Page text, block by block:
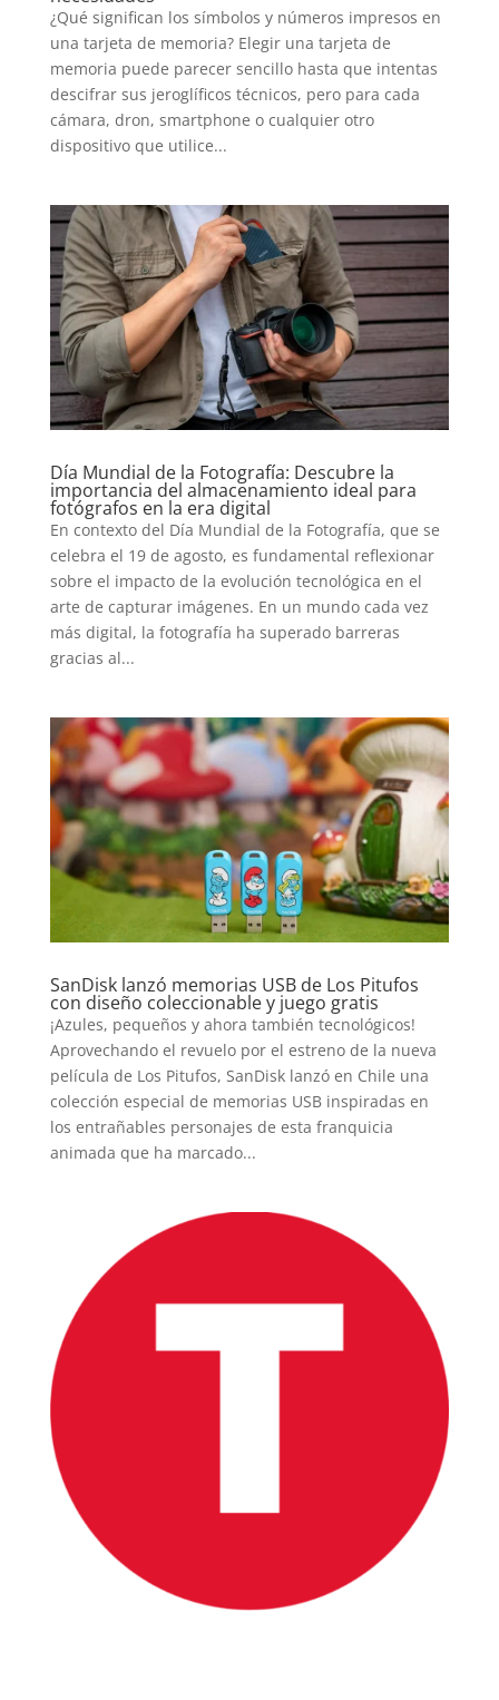
INICIO
PELICULAS
TECNOVITOS
T-
PLUS
EVENTOS
¿Qué significan los símbolos y números impresos en
una tarjeta de memoria? Elegir una tarjeta de
memoria puede parecer sencillo hasta que intentas
descifrar sus jeroglíficos técnicos, pero para cada
cámara, dron, smartphone o cualquier otro
dispositivo que utilice...
Día Mundial de la Fotografía: Descubre la
importancia del almacenamiento ideal para
fotógrafos en la era digital
En contexto del Día Mundial de la Fotografía, que se
celebra el 19 de agosto, es fundamental reflexionar
sobre el impacto de la evolución tecnológica en el
arte de capturar imágenes. En un mundo cada vez
más digital, la fotografía ha superado barreras
gracias al...
SanDisk lanzó memorias USB de Los Pitufos
con diseño coleccionable y juego gratis
¡Azules, pequeños y ahora también tecnológicos!
Aprovechando el revuelo por el estreno de la nueva
película de Los Pitufos, SanDisk lanzó en Chile una
colección especial de memorias USB inspiradas en
los entrañables personajes de esta franquicia
animada que ha marcado...